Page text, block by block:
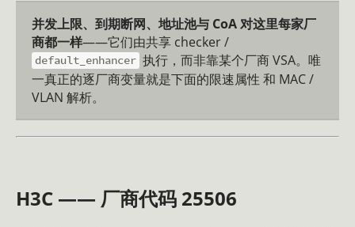
并发上限、到期断网、地址池与 CoA 对这里每家厂
商都一样——它们由共享 checker /
default_enhancer 执行，而非靠某个厂商 VSA。唯
一真正的逐厂商变量就是下面的限速属性 和 MAC /
VLAN 解析。
H3C —— 厂商代码 25506